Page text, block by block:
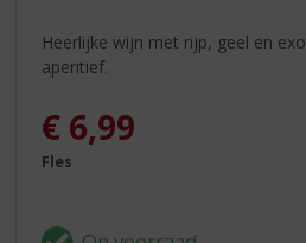
Heerlijke wijn met rijp, geel en
aperitief.
€ 6,99
Fles